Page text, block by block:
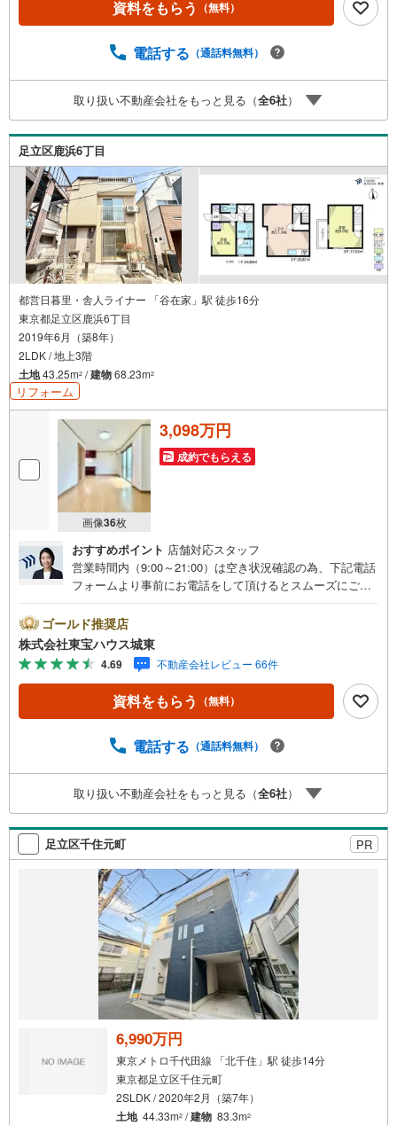
予約をする」ボタンからお問い合わせください。※必ずYah
スライトは出金と譲渡はできません。ご案内・詳細な資料
時受け付けております！■頭金0円からのご購入可能です■
（諸費用もOK）お気軽にお問い合わせください。
資料をもらう （無料）
電話する （通話料無料）
取り扱い不動産会社をもっと見る（全6社）
足立区鹿浜6丁目
都営日暮里・舎人ライナー 「谷在家」駅 徒歩16分
東京都足立区鹿浜6丁目
2019年6月（築8年）
2LDK / 地上3階
土地43.25m2 /建物68.23m2
リフォーム
画像36枚
3,098万円
成約でもらえる
おすすめポイント 店舗対応スタッフ
営業時間内（9:00～21:00）は空き状況確認の為、下記電話
フォームより事前にお電話をして頂けるとスムーズにご案
カレンダーの作成▽ご購入後もお客様の人生のパートナー
として暮らしの「安心」を守り続けます。【Yahoo！ 不動
産キャンペーン対象店舗】当店で物件を成約するとPayPay
ボーナスライトがもらえる「Yahoo！ 不動産 物件ご成約キ
ャンペーン」の対象になります。「資料をもらう」「見学
予約をする」ボタンからお問い合わせください。※必ずYah
スライトは出金と譲渡はできません。ご案内・詳細な資料
時受け付けております！■頭金0円からのご購入可能です■
（諸費用もOK）お気軽にお問い合わせください。
ゴールド推奨店
株式会社東宝ハウス城東
4.69 不動産会社レビュー 66件
資料をもらう （無料）
電話する （通話料無料）
取り扱い不動産会社をもっと見る（全6社）
足立区千住元町 PR
6,990万円
東京メトロ千代田線 「北千住」駅 徒歩14分
東京都足立区千住元町
2SLDK / 2020年2月（築7年）
土地 44.33m2 /建物 83.3m2